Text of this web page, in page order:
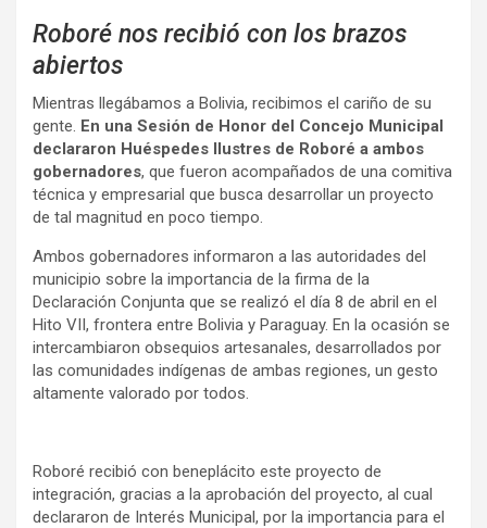
Roboré nos recibió con los brazos
abiertos
Mientras llegábamos a Bolivia, recibimos el cariño de su
gente. En una Sesión de Honor del Concejo Municipal
declararon Huéspedes Ilustres de Roboré a ambos
gobernadores, que fueron acompañados de una comitiva
técnica y empresarial que busca desarrollar un proyecto
de tal magnitud en poco tiempo.
Ambos gobernadores informaron a las autoridades del
municipio sobre la importancia de la firma de la
Declaración Conjunta que se realizó el día 8 de abril en el
Hito VII, frontera entre Bolivia y Paraguay. En la ocasión se
intercambiaron obsequios artesanales, desarrollados por
las comunidades indígenas de ambas regiones, un gesto
altamente valorado por todos.
Roboré recibió con beneplácito este proyecto de
integración, gracias a la aprobación del proyecto, al cual
declararon de Interés Municipal, por la importancia para el